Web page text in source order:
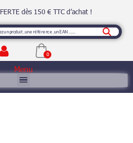
dès 150 € TTC d’achat !
Menu